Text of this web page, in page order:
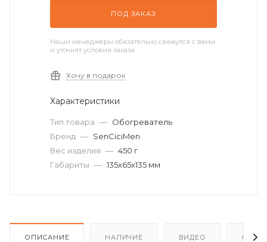
ПОД ЗАКАЗ
Наши менеджеры обязательно свяжутся с вами
и уточнят условия заказа
Хочу в подарок
Характеристики
Тип товара — Обогреватель
Бренд — SenCiciMen
Вес изделия — 450 г
Габариты — 135х65х135 мм
ОПИСАНИЕ НАЛИЧИЕ ВИДЕО